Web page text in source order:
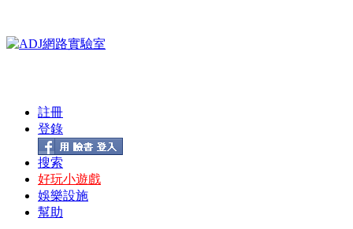
註冊
登錄
搜索
好玩小遊戲
娛樂設施
幫助